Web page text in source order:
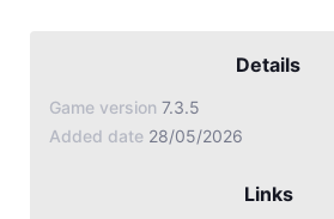
Details
Game version 7.3.5
Added date 28/05/2026
Links